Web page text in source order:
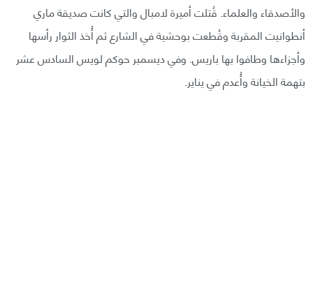
والأصدقاء والعلماء. قُتلت أميرة لامبال والتي كانت صديقة ماري
أنطوانيت المقربة وقُطعت بوحشية في الشارع ثم أُخذ الثوار رأسها
وأجزاءها وطافوا بها باريس. وفي ديسمبر حوكم لويس السادس عشر
بتهمة الخيانة وأُعدم في يناير.